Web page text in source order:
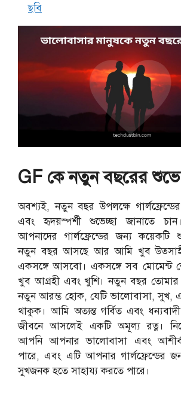
ছবি
GF কে নতুন বছরের
অবশ্যই, নতুন বছর উপলক্ষে
এবং হৃদয়স্পর্শী শুভেচ্ছা জানাতে
আপনাদের গার্লফ্রেন্ডের জন্য কয়েকটি
নতুন বছর আসছে আর আমি খুব
একসঙ্গে আসবো। একসঙ্গে সব মোমেন্ট
খুব আগ্রহী এবং খুশি। নতুন বছর তোমার
নতুন আরম্ভ হোক, যেটি ভালোবাসা, সুখ,
থাকুক। আমি অত্যন্ত গর্বিত এবং
জীবনে আসলেই একটি অমূল্য রত্ন।
আপনি আপনার ভালোবাসা এবং
পারে, এবং এটি আপনার গার্লফ্রেন্ডের
সুখজনক হতে সাহায্য করতে পারে।